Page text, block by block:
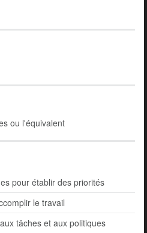
ou l'équivalent
pour établir des priorités
le travail
tâches et aux politiques